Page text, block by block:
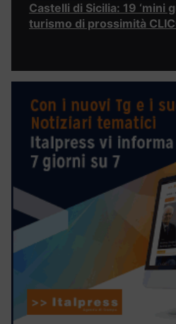
Castelli di Sicilia: 19 ‘mini
turismo di prossimità